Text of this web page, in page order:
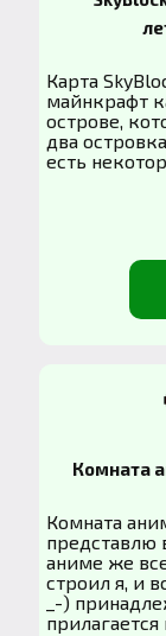
Карта
майнкрафт
острове,
два
есть
Комната
Комната
представлю
аниме же
строил я, и
_-)
прилагается